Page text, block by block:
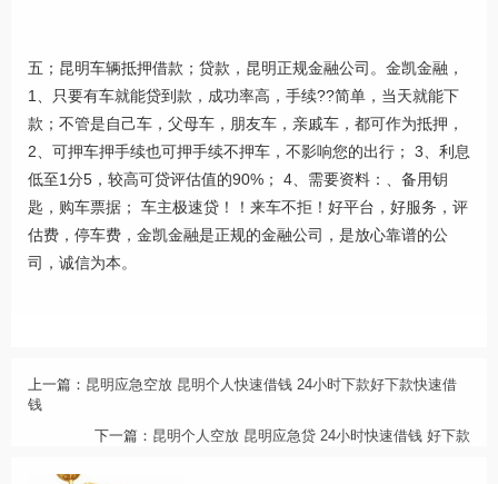
五；昆明车辆抵押借款；贷款，昆明正规金融公司。金凯金融，
1、只要有车就能贷到款，成功率高，手续??简单，当天就能下
款；不管是自己车，父母车，朋友车，亲戚车，都可作为抵押，
2、可押车押手续也可押手续不押车，不影响您的出行； 3、利息
低至1分5，较高可贷评估值的90%； 4、需要资料：、备用钥
匙，购车票据； 车主极速贷！！来车不拒！好平台，好服务，评
估费，停车费，金凯金融是正规的金融公司，是放心靠谱的公
司，诚信为本。
上一篇： 昆明应急空放 昆明个人快速借钱 24小时下款好下款快速借
钱
下一篇： 昆明个人空放 昆明应急贷 24小时快速借钱 好下款